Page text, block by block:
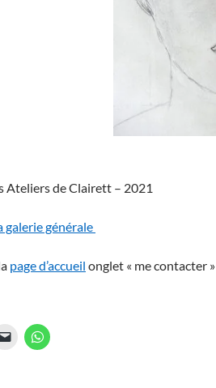
Ateliers de Clairett – 2021
galerie générale
page d’accueil onglet « me contacter »